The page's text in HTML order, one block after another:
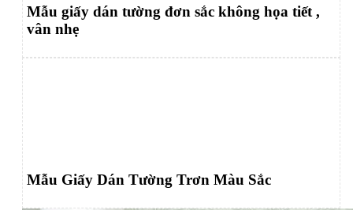
Mẫu giấy dán tường đơn sắc không họa tiết ,
vân nhẹ
Mẫu Giấy Dán Tường Trơn Màu Sắc